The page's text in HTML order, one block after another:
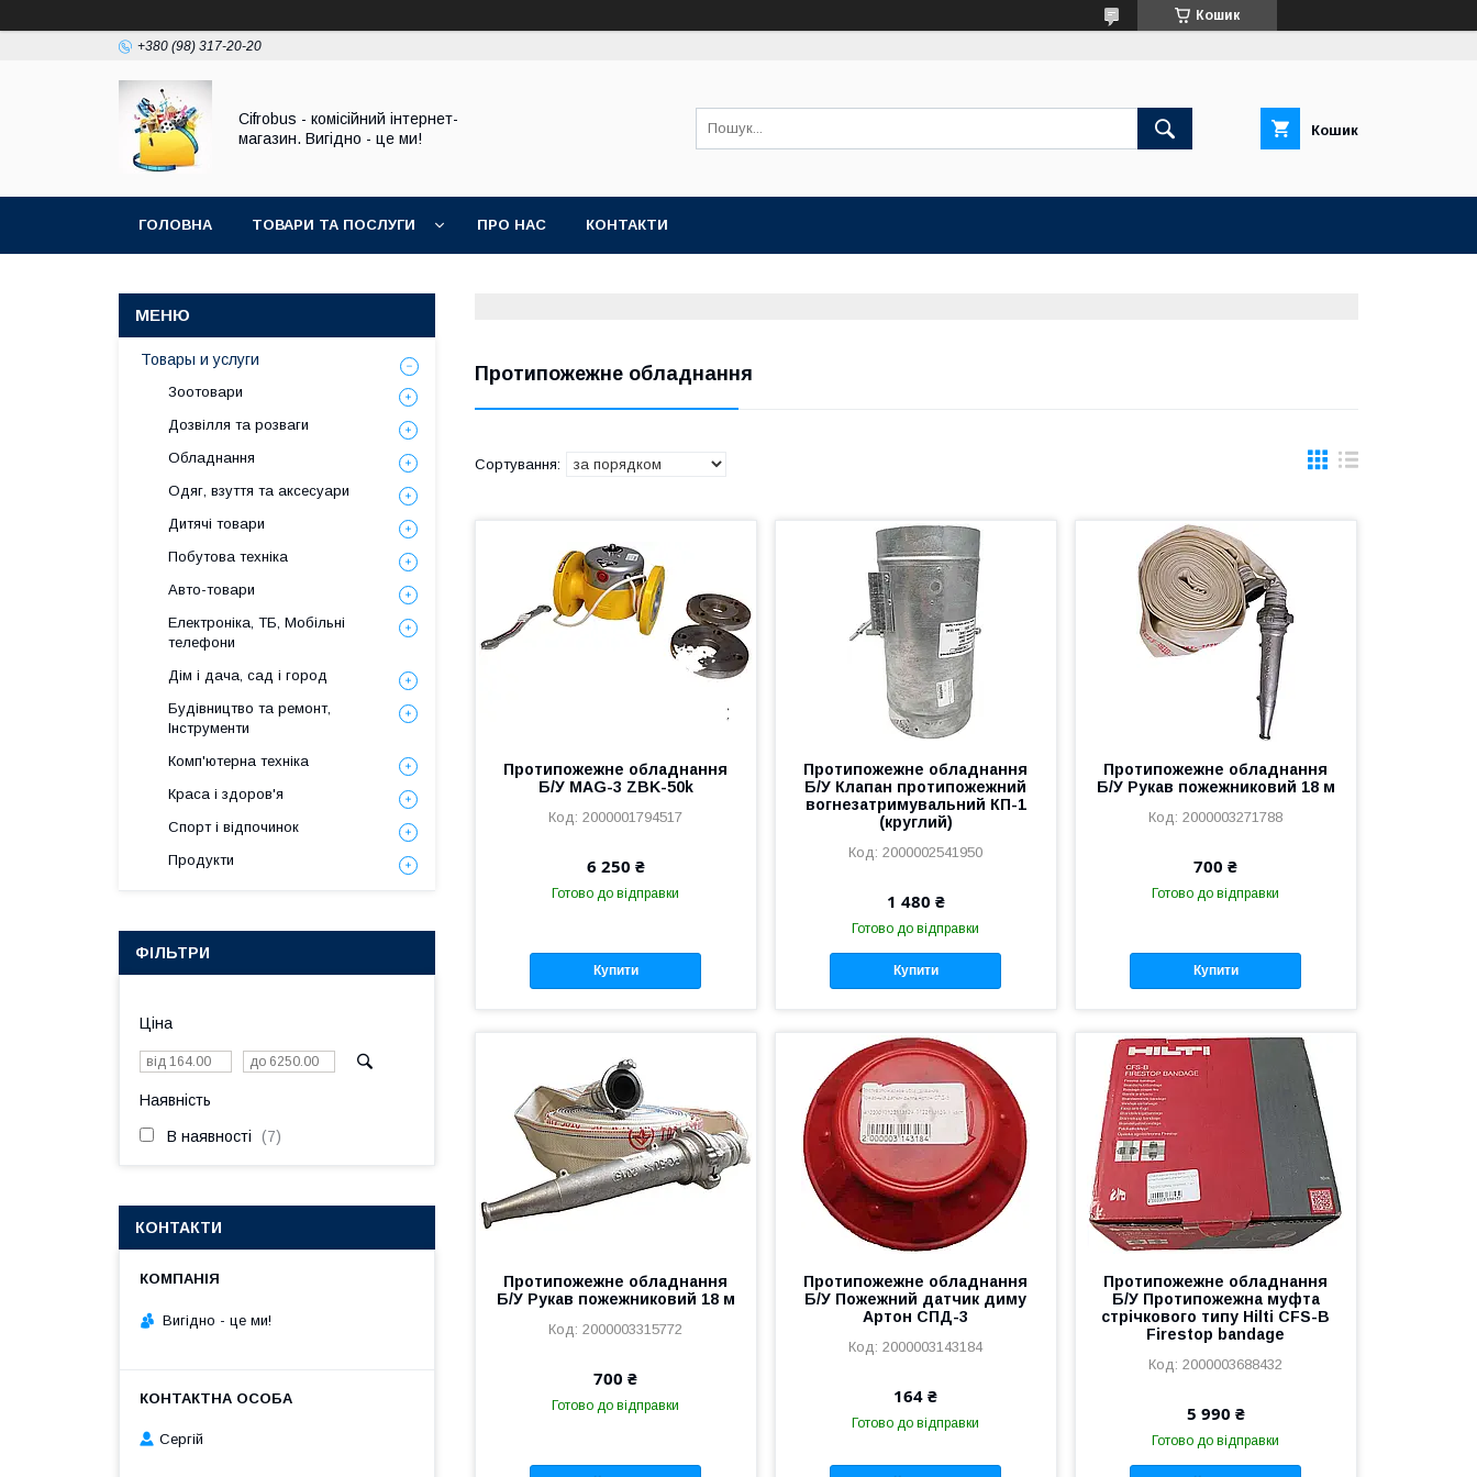
Кошик
+380 (98) 317-20-20
Cifrobus - комiсiйний iнтернет-
магазин. Вигiдно - це ми!
Кошик
ГОЛОВНА ТОВАРИ ТА ПОСЛУГИ ПРО НАС КОНТАКТИ
Протипожежне обладнання
Протипожежне обладнання
Б/У MAG-3 ZBK-50k
2000001794517
6 250 ₴
Готово до відправки
Купити
Протипожежне обладнання
Б/У Клапан протипожежний
вогнезатримувальний КП-1
(круглий)
2000002541950
1 480 ₴
Готово до відправки
Купити
Протипожежне обладнання
Б/У Рукав пожежниковий 18 м
2000003271788
700 ₴
Готово до відправки
Купити
Протипожежне обладнання
Б/У Рукав пожежниковий 18 м
2000003315772
700 ₴
Готово до відправки
Протипожежне обладнання
Б/У Пожежний датчик диму
Артон СПД-3
2000003143184
164 ₴
Готово до відправки
Протипожежне обладнання
Б/У Протипожежна муфта
стрічкового типу Hilti CFS-B
Firestop bandage
2000003688432
5 990 ₴
Готово до відправки
Товары и услуги
Зоотовари
Дозвілля та розваги
Обладнання
Одяг, взуття та аксесуари
Дитячі товари
Побутова техніка
Авто-товари
Електроніка, ТБ, Мобільні
телефони
Дім і дача, сад і город
Будівництво та ремонт,
Інструменти
Комп'ютерна техніка
Краса і здоров'я
Спорт і відпочинок
Продукти
ФІЛЬТРИ
Ціна
Наявність
В наявності 7
КОНТАКТИ
Вигiдно - це ми!
Сергій